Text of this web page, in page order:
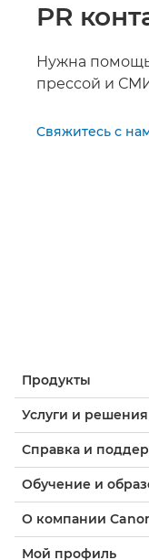
PR
Нужна
прессой и
Свяжитесь с
Продукты
Услуги и решения
Справка и
Обучение и
О компании
Мой профиль